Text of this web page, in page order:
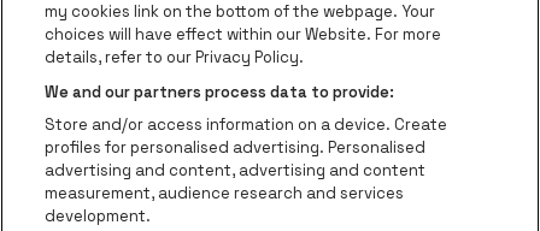
Ga naar de website van Coca-Cola
Ga naar de website van
Ga naar de
Ga naar de website van
Ga naar de website
be•at Business is een deel vanbe•at
Be-At Venues
Schijnpoortweg 119, 2170 Antwerpen
BTW (BE) 0461.051.688 - RPR Antwerpen
BNP Paribas Fortis - IBAN: BE93 2200 4925 0067 - BIC:
my cookies link on the bottom of the webpage. Your
choices will have effect within our Website. For more
details, refer to our Privacy Policy.
We and our partners process data to provide:
Store and/or access information on a device. Create
profiles for personalised advertising. Personalised
advertising and content, advertising and content
measurement, audience research and services
development.